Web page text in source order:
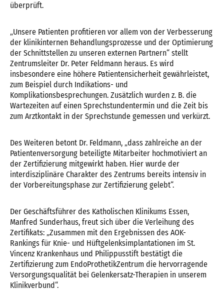
überprüft.
„Unsere Patienten profitieren vor allem von der Verbesserung
der klinikinternen Behandlungsprozesse und der Optimierung
der Schnittstellen zu unseren externen Partnern“ stellt
Zentrumsleiter Dr. Peter Feldmann heraus. Es wird
insbesondere eine höhere Patientensicherheit gewährleistet,
zum Beispiel durch Indikations- und
Komplikationsbesprechungen. Zusätzlich wurden z. B. die
Wartezeiten auf einen Sprechstundentermin und die Zeit bis
zum Arztkontakt in der Sprechstunde gemessen und verkürzt.
Des Weiteren betont Dr. Feldmann, „dass zahlreiche an der
Patientenversorgung beteiligte Mitarbeiter hochmotiviert an
der Zertifizierung mitgewirkt haben. Hier wurde der
interdisziplinäre Charakter des Zentrums bereits intensiv in
der Vorbereitungsphase zur Zertifizierung gelebt“.
Der Geschäftsführer des Katholischen Klinikums Essen,
Manfred Sunderhaus, freut sich über die Verleihung des
Zertifikats: „Zusammen mit den Ergebnissen des AOK-
Rankings für Knie- und Hüftgelenksimplantationen im St.
Vincenz Krankenhaus und Philippusstift bestätigt die
Zertifizierung zum EndoProthetikZentrum die hervorragende
Versorgungsqualität bei Gelenkersatz-Therapien in unserem
Klinikverbund“.